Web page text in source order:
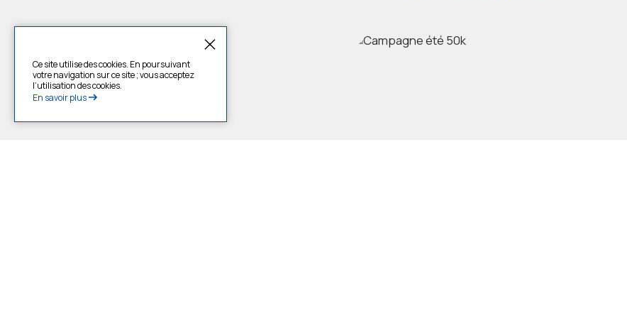
Ce site utilise des cookies. En poursuivant
votre navigation sur ce site ; vous acceptez
l’utilisation des cookies.
En savoir plus